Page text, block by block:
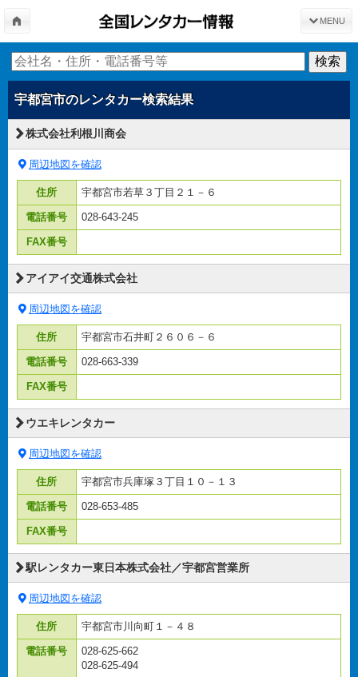
MENU
宇都宮市のレンタカー検索結果
株式会社利根川商会
周辺地図を確認
住所 宇都宮市若草３丁目２１－６
電話番号 028-643-245
FAX番号
アイアイ交通株式会社
周辺地図を確認
住所 宇都宮市石井町２６０６－６
電話番号 028-663-339
FAX番号
ウエキレンタカー
周辺地図を確認
住所 宇都宮市兵庫塚３丁目１０－１３
電話番号 028-653-485
FAX番号
駅レンタカー東日本株式会社／宇都宮営業所
周辺地図を確認
住所 宇都宮市川向町１－４８
電話番号
028-625-662
028-625-494